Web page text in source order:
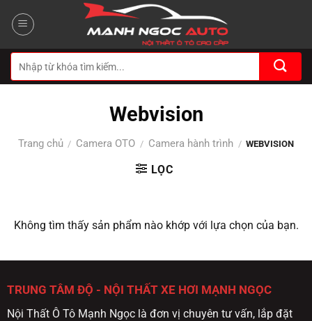
qua
dung
kiếm:
Webvision
Trang chủ / Camera OTO / Camera hành trình / WEBVISION
LỌC
Không tìm thấy sản phẩm nào khớp với lựa chọn của bạn.
TRUNG TÂM ĐỘ - NỘI THẤT XE HƠI MẠNH NGỌC
Nội Thất Ô Tô Mạnh Ngọc là đơn vị chuyên tư vấn, lắp đặt